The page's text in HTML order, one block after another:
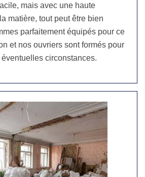
mais avec une haute
matière, tout peut être bien
parfaitement équipés pour ce
et nos ouvriers sont formés pour
circonstances.